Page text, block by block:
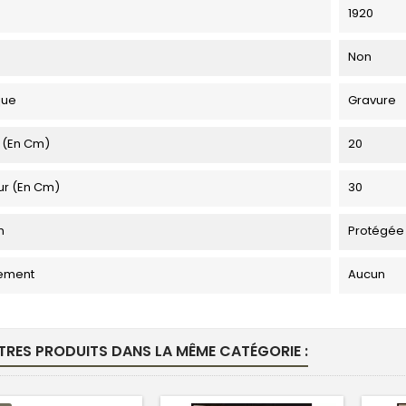
1920
Non
Gravure
Cm) 20
(en Cm) 30
Protégée
Aucun
PRODUITS DANS LA MÊME CATÉGORIE :